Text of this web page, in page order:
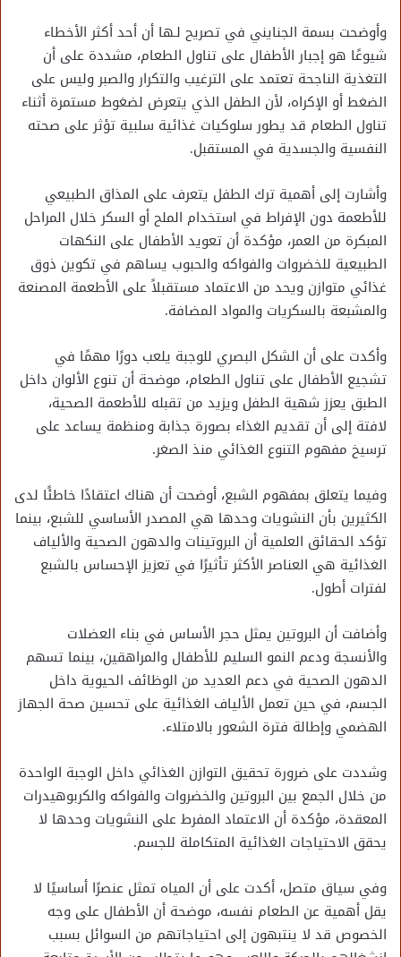
وأوضحت بسمة الجنايني في تصريح لـها أن أحد أكثر الأخطاء
شيوعًا هو إجبار الأطفال على تناول الطعام، مشددة على أن
التغذية الناجحة تعتمد على الترغيب والتكرار والصبر وليس على
الضغط أو الإكراه، لأن الطفل الذي يتعرض لضغوط مستمرة أثناء
تناول الطعام قد يطور سلوكيات غذائية سلبية تؤثر على صحته
النفسية والجسدية في المستقبل.
وأشارت إلى أهمية ترك الطفل يتعرف على المذاق الطبيعي
للأطعمة دون الإفراط في استخدام الملح أو السكر خلال المراحل
المبكرة من العمر، مؤكدة أن تعويد الأطفال على النكهات
الطبيعية للخضروات والفواكه والحبوب يساهم في تكوين ذوق
غذائي متوازن ويحد من الاعتماد مستقبلاً على الأطعمة المصنعة
والمشبعة بالسكريات والمواد المضافة.
وأكدت على أن الشكل البصري للوجبة يلعب دورًا مهمًا في
تشجيع الأطفال على تناول الطعام، موضحة أن تنوع الألوان داخل
الطبق يعزز شهية الطفل ويزيد من تقبله للأطعمة الصحية،
لافتة إلى أن تقديم الغذاء بصورة جذابة ومنظمة يساعد على
ترسيخ مفهوم التنوع الغذائي منذ الصغر.
وفيما يتعلق بمفهوم الشبع، أوضحت أن هناك اعتقادًا خاطئًا لدى
الكثيرين بأن النشويات وحدها هي المصدر الأساسي للشبع، بينما
تؤكد الحقائق العلمية أن البروتينات والدهون الصحية والألياف
الغذائية هي العناصر الأكثر تأثيرًا في تعزيز الإحساس بالشبع
لفترات أطول.
وأضافت أن البروتين يمثل حجر الأساس في بناء العضلات
والأنسجة ودعم النمو السليم للأطفال والمراهقين، بينما تسهم
الدهون الصحية في دعم العديد من الوظائف الحيوية داخل
الجسم، في حين تعمل الألياف الغذائية على تحسين صحة الجهاز
الهضمي وإطالة فترة الشعور بالامتلاء.
وشددت على ضرورة تحقيق التوازن الغذائي داخل الوجبة الواحدة
من خلال الجمع بين البروتين والخضروات والفواكه والكربوهيدرات
المعقدة، مؤكدة أن الاعتماد المفرط على النشويات وحدها لا
يحقق الاحتياجات الغذائية المتكاملة للجسم.
وفي سياق متصل، أكدت على أن المياه تمثل عنصرًا أساسيًا لا
يقل أهمية عن الطعام نفسه، موضحة أن الأطفال على وجه
الخصوص قد لا ينتبهون إلى احتياجاتهم من السوائل بسبب